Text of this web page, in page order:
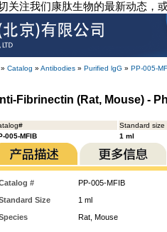
关注我们康肽生物的最新动态，
» Catalog » Antibodies » Purified lgG » PP-005-
Fibrinectin (Rat, Mouse) -
Standard size
005-MFIB
1 ml
#
PP-005-MFIB
Size
1 ml
Rat, Mouse